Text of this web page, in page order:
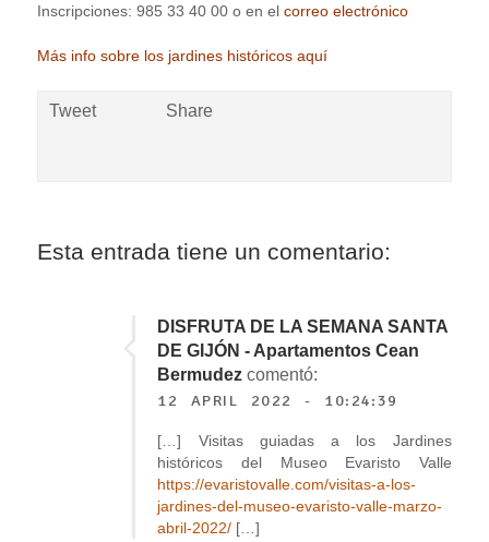
Inscripciones: 985 33 40 00 o en elcorreo electrónico
Más info sobre los jardines históricos aquí
Tweet Share
Esta entrada tiene un comentario:
DISFRUTA DE LA SEMANA SANTA
DE GIJÓN - Apartamentos Cean
Bermudez comentó:
12 APRIL 2022 - 10:24:39
[…] Visitas guiadas a los Jardines
históricos del Museo Evaristo Valle
https://evaristovalle.com/visitas-a-los-
jardines-del-museo-evaristo-valle-marzo-
abril-2022/ […]